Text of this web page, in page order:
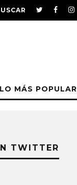
LO MÁS POPULAR
TWITTER